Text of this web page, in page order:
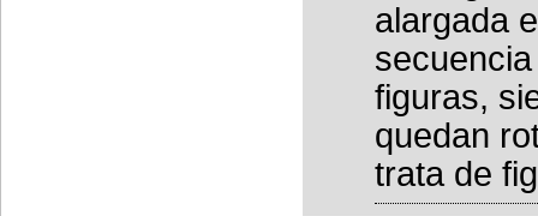
alargada
figuras,
quedan
trata de